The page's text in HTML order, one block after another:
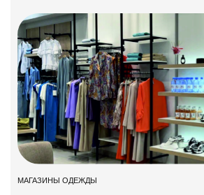
МАГАЗИНЫ ОДЕЖДЫ